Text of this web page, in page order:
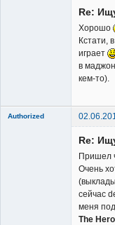
Re:
Хорошо
Кстати,
играет
в
кем-то).
Authorized
Re:
Пришел
Очень
сейчас
меня
The